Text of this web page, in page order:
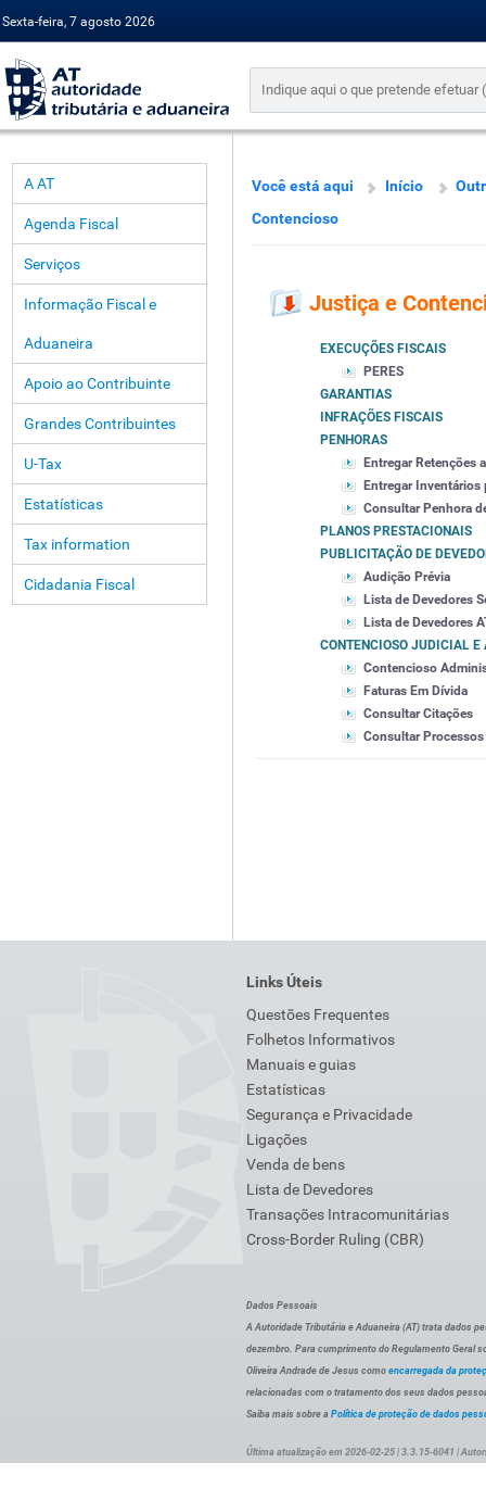
Sexta-feira, 7 agosto 2026
A AT
Agenda Fiscal
Serviços
Informação Fiscal e
Aduaneira
Apoio ao Contribuinte
Grandes Contribuintes
U-Tax
Estatísticas
Tax information
Cidadania Fiscal
Você está aqui Início
Contencioso
Justiça e
EXECUÇÕES FISCAIS
PERES
GARANTIAS
INFRAÇÕES FISCAIS
PENHORAS
Entregar Retenções
Entregar Inventários
Consultar Penhora
PLANOS PRESTACIONAIS
PUBLICITAÇÃO DE
Audição Prévia
Lista de Devedores
Lista de Devedores
CONTENCIOSO JUDICIAL
Contencioso
Faturas Em Dívida
Consultar Citações
Consultar
Links Úteis
Questões Frequentes
Folhetos Informativos
Manuais e guias
Estatísticas
Segurança e Privacidade
Ligações
Venda de bens
Lista de Devedores
Transações Intracomunitárias
Cross-Border Ruling (CBR)
Dados Pessoais
A Autoridade Tributária e Aduaneira (AT) trata dados
dezembro. Para cumprimento do Regulamento Geral
Oliveira Andrade de Jesus como encarregada da
relacionadas com o tratamento dos seus dados
Saiba mais sobre a Política de proteção de dados
Última atualização em 2026-02-25 | 3.3.15-6041 |